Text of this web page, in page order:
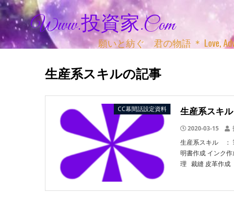
Www.投資家.com
願いと紡ぐ 君の物語 ＊ Love,
生産系スキルの記事
CC幕間話設定資料 生産系スキル
2020-03-15
生産系スキル ：
明書作成 インク
理 裁縫 皮革作